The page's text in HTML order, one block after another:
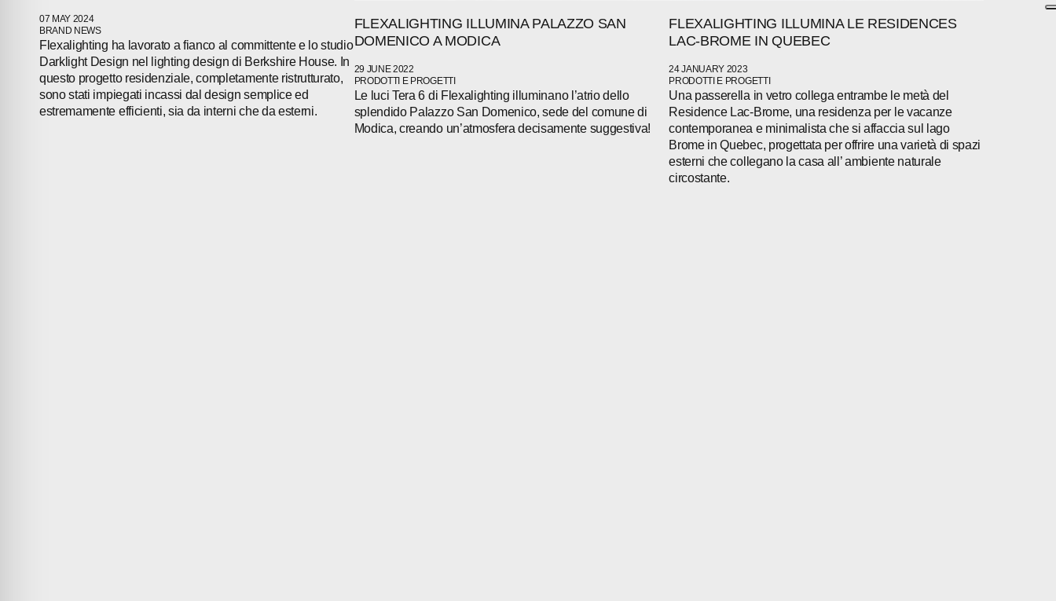
07 MAY 2024
BRAND NEWS
Flexalighting ha lavorato a fianco al committente e lo studio
Darklight Design nel lighting design di Berkshire House. In
questo progetto residenziale, completamente ristrutturato,
sono stati impiegati incassi dal design semplice ed
estremamente efficienti, sia da interni che da esterni.
FLEXALIGHTING ILLUMINA PALAZZO SAN
DOMENICO A MODICA
29 JUNE 2022
PRODOTTI E PROGETTI
Le luci Tera 6 di Flexalighting illuminano l’atrio dello
splendido Palazzo San Domenico, sede del comune di
Modica, creando un’atmosfera decisamente suggestiva!
FLEXALIGHTING ILLUMINA LE RESIDENCES
LAC-BROME IN QUEBEC
24 JANUARY 2023
PRODOTTI E PROGETTI
Una passerella in vetro collega entrambe le metà del
Residence Lac-Brome, una residenza per le vacanze
contemporanea e minimalista che si affaccia sul lago
Brome in Quebec, progettata per offrire una varietà di spazi
esterni che collegano la casa all’ ambiente naturale
circostante.